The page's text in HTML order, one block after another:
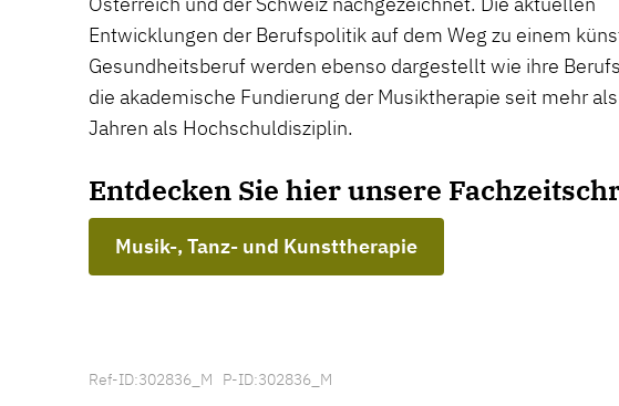
Entwicklungen der Berufspolitik auf dem Weg zu einem
Gesundheitsberuf werden ebenso dargestellt wie ihre
die akademische Fundierung der Musiktherapie seit mehr
Jahren als Hochschuldisziplin.
Entdecken Sie hier unsere
Musik-, Tanz- und Kunsttherapie
Ref-ID:302836_M P-ID:302836_M